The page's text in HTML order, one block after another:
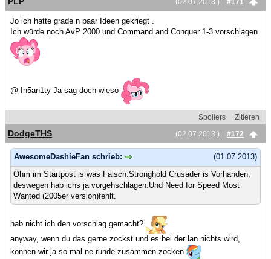
(02.07.2013 ) #171
Jo ich hatte grade n paar Ideen gekriegt .
Ich würde noch AvP 2000 und Command and Conquer 1-3 vorschlagen
@ In5an1ty Ja sag doch wieso
Spoilers
Zitieren
(02.07.2013 )
#172
DodgeTHS
(01.07.2013)
AwesomeDashieFan schrieb:
Öhm im Startpost is was Falsch:Stronghold Crusader is Vorhanden,
deswegen hab ichs ja vorgehschlagen.Und Need for Speed Most
Wanted (2005er version)fehlt.
hab nicht ich den vorschlag gemacht?
anyway, wenn du das gerne zockst und es bei der lan nichts wird,
können wir ja so mal ne runde zusammen zocken